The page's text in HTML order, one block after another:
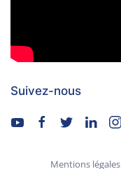
Suivez-nous
Mentions légales